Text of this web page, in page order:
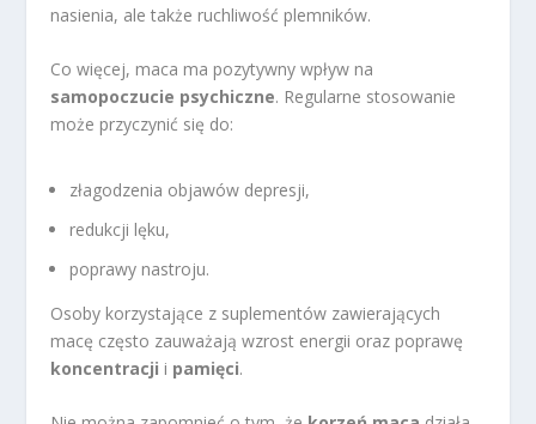
nasienia, ale także ruchliwość plemników.
Co więcej, maca ma pozytywny wpływ na
samopoczucie psychiczne. Regularne stosowanie
może przyczynić się do:
złagodzenia objawów depresji,
redukcji lęku,
poprawy nastroju.
Osoby korzystające z suplementów zawierających
macę często zauważają wzrost energii oraz poprawę
koncentracji i pamięci.